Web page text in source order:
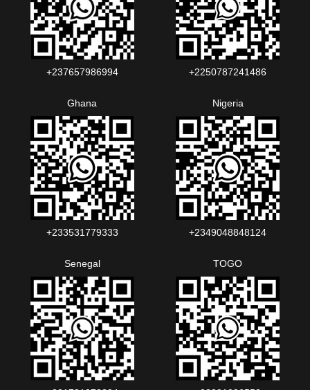
+237657986994‬‬ +2250787241486‬‬
Ghana
+233531779333
Nigeria
+2349048848124‬‬‬
Senegal TOGO